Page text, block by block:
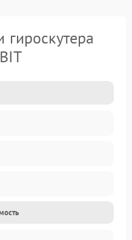
гироскутера